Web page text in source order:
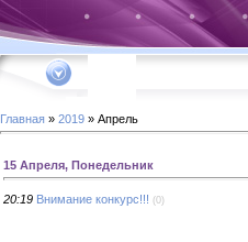
Главная » 2019 » Апрель
15 Апреля, Понедельник
20:19 Внимание конкурс!!! (0)